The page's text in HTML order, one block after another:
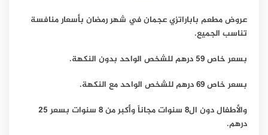
عروض مطعم باباراتزي عجمان في شهر رمضان بأسعار منافسة
تناسب الجميع.
بسعر خاص 59 درهم للشخص الواحد بدون النكهة.
بسعر خاص 69 درهم للشخص الواحد مع النكهة.
والأطفال دون ال8 سنوات مجاناً وأكبر من 8 سنوات بسعر 25
درهم.